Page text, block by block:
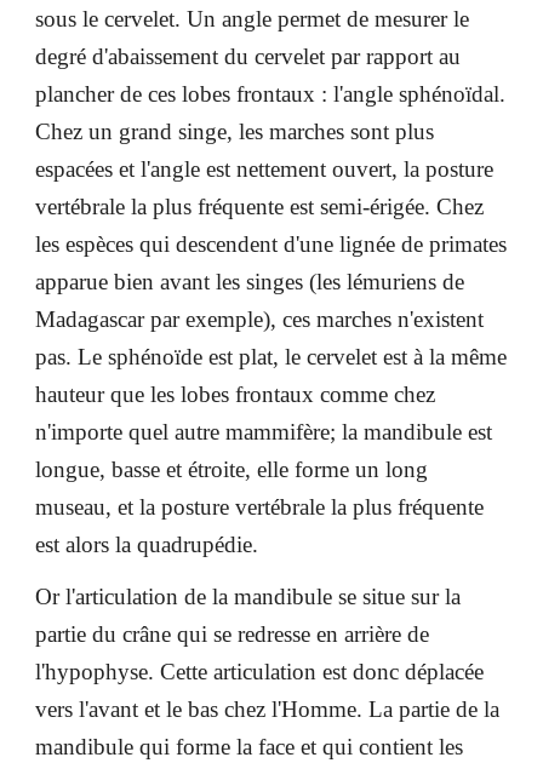
sous le cervelet. Un angle permet de mesurer le
degré d'abaissement du cervelet par rapport au
plancher de ces lobes frontaux : l'angle sphénoïdal.
Chez un grand singe, les marches sont plus
espacées et l'angle est nettement ouvert, la posture
vertébrale la plus fréquente est semi-érigée. Chez
les espèces qui descendent d'une lignée de primates
apparue bien avant les singes (les lémuriens de
Madagascar par exemple), ces marches n'existent
pas. Le sphénoïde est plat, le cervelet est à la même
hauteur que les lobes frontaux comme chez
n'importe quel autre mammifère; la mandibule est
longue, basse et étroite, elle forme un long
museau, et la posture vertébrale la plus fréquente
est alors la quadrupédie.
Or l'articulation de la mandibule se situe sur la
partie du crâne qui se redresse en arrière de
l'hypophyse. Cette articulation est donc déplacée
vers l'avant et le bas chez l'Homme. La partie de la
mandibule qui forme la face et qui contient les